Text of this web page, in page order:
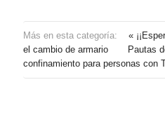
Más en esta categoría:
«
el cambio de armario
Pautas
confinamiento para personas con